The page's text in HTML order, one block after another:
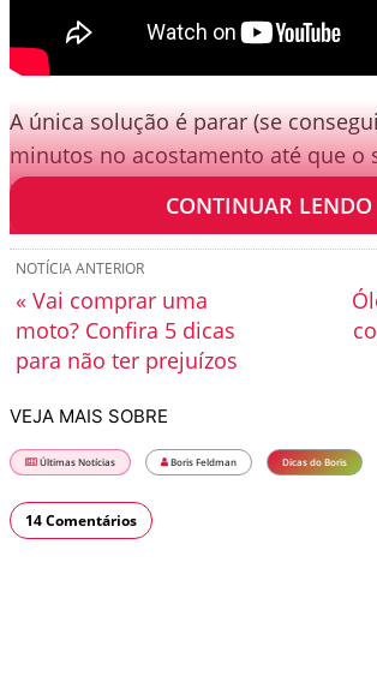
A única solução é parar (se
minutos no acostamento até que o
resfrie e volte a funcionar
CONTINUAR LENDO
NOTÍCIA ANTERIOR
« Vai comprar uma
moto? Confira 5 dicas
para não ter prejuízos
VEJA MAIS SOBRE
Últimas Notícias Boris Feldman Dicas do Boris
14 Comentários